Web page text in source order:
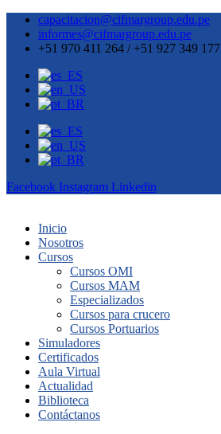
capacitacion@cifmargroup.edu.pe
informes@cifmargroup.edu.pe
+51 970 411 264 / +51 927 349 177
Facebook Instagram Linkedin
Inicio
Nosotros
Cursos
Cursos OMI
Cursos MAM
Especializados
Cursos para crucero
Cursos Portuarios
Simuladores
Certificados
Aula Virtual
Actualidad
Biblioteca
Contáctanos